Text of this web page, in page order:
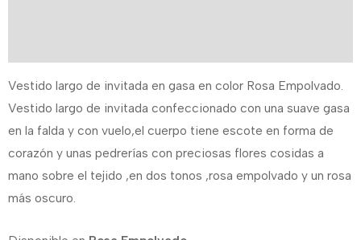
Vestido largo de invitada en gasa en color Rosa Empolvado.
Vestido largo de invitada confeccionado con una suave gasa
en la falda y con vuelo,el cuerpo tiene escote en forma de
corazón y unas pedrerías con preciosas flores cosidas a
mano sobre el tejido ,en dos tonos ,rosa empolvado y un rosa
más oscuro.